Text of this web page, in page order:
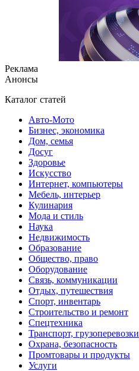
Реклама
Анонсы
Каталог статей
Авто-Мото
Бизнес, экономика
Дом, семья
Досуг
Здоровье
Искусство
Интернет, компьютеры
Мебель, интерьер
Кулинария
Мода и стиль
Наука
Недвижимость
Образование
Общество, право
Оборудование
Связь, коммуникации
Отдых, путешествия
Спорт, инвентарь
Строительство и ремонт
Спецтехника
Транспорт, грузоперевозки
Охрана, безопасность
Промтовары и продукты
Услуги